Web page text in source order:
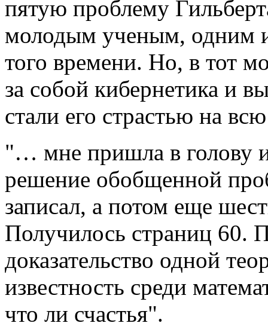
пятую проблему
молодым ученым, одним
того времени. Но, в тот
за собой кибернетика и
стали его страстью на
"… мне пришла в голову
решение обобщенной
записал, а потом еще
Получилось страниц 60.
доказательство одной
известность среди
что ли счастья".